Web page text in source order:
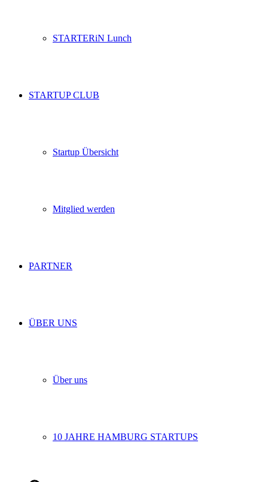
STARTERiN Lunch
STARTUP CLUB
Startup Übersicht
Mitglied werden
PARTNER
ÜBER UNS
Über uns
10 JAHRE HAMBURG STARTUPS